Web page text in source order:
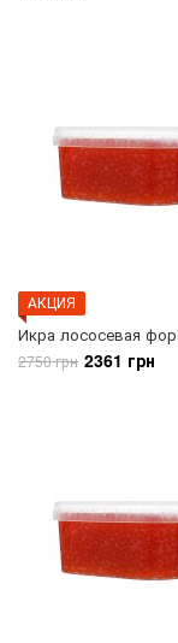
АКЦИЯ
Икра лососевая
2750 грн 2361 грн